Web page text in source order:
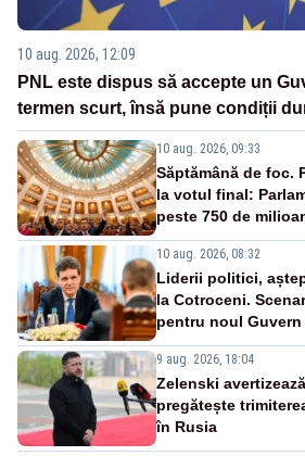
10 aug. 2026, 12:09
PNL este dispus să accepte un
termen scurt, însă pune condiții
10 aug. 2026, 09:33
Săptămână de foc.
la votul final:
peste 750 de
10 aug. 2026, 08:32
Liderii politici,
la Cotroceni.
pentru noul Guvern
9 aug. 2026, 18:04
Zelenski
pregătește
în Rusia